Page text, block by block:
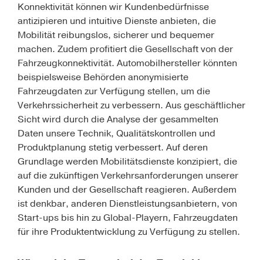
Konnektivität können wir Kundenbedürfnisse
antizipieren und intuitive Dienste anbieten, die
Mobilität reibungslos, sicherer und bequemer
machen. Zudem profitiert die Gesellschaft von der
Fahrzeugkonnektivität. Automobilhersteller könnten
beispielsweise Behörden anonymisierte
Fahrzeugdaten zur Verfügung stellen, um die
Verkehrssicherheit zu verbessern. Aus geschäftlicher
Sicht wird durch die Analyse der gesammelten
Daten unsere Technik, Qualitätskontrollen und
Produktplanung stetig verbessert. Auf deren
Grundlage werden Mobilitätsdienste konzipiert, die
auf die zukünftigen Verkehrsanforderungen unserer
Kunden und der Gesellschaft reagieren. Außerdem
ist denkbar, anderen Dienstleistungsanbietern, von
Start-ups bis hin zu Global-Playern, Fahrzeugdaten
für ihre Produktentwicklung zu Verfügung zu stellen.